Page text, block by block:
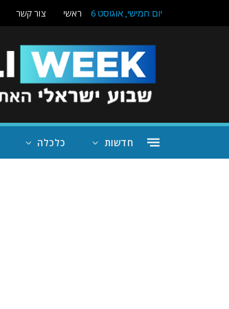
יום חמישי, אוגוסט 6 ראשי צור קשר
חדשות כלכלה